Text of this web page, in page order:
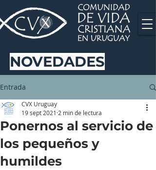
NOVEDADES
Entrada
Ponernos al servicio de
los pequeños y
humildes
CVX Uruguay
19 sept 2021 2 min de lectura